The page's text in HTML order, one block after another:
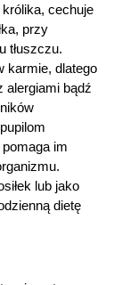
cechuje
przy
tłuszczu.
karmie, dlatego
alergiami bądź
im
lub jako
dietę